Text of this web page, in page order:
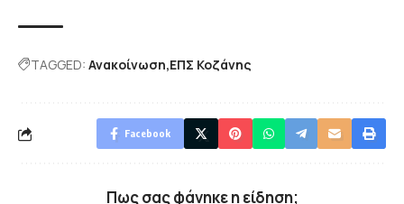
TAGGED: Ανακοίνωση ΕΠΣ Κοζάνης
Facebook
Πως σας φάνηκε η είδηση;